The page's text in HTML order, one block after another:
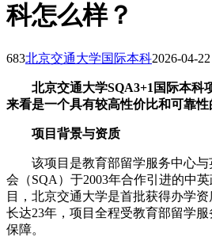
科怎么样？
683北京交通大学国际本科2026-04-22
北京交通大学SQA3+1国际本科
来看是一个具有较高性价比和可靠性
项目背景与资质
该项目是教育部留学服务中心与
会（SQA）于2003年合作引进的中
目，北京交通大学是首批获得办学
长达23年，项目全程受教育部留学
保障。